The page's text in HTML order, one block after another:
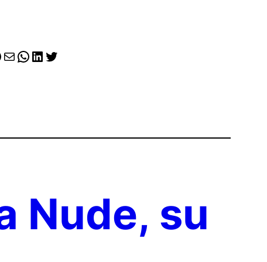
Correo electrónico
WhatsApp
LinkedIn
X
Nude, su